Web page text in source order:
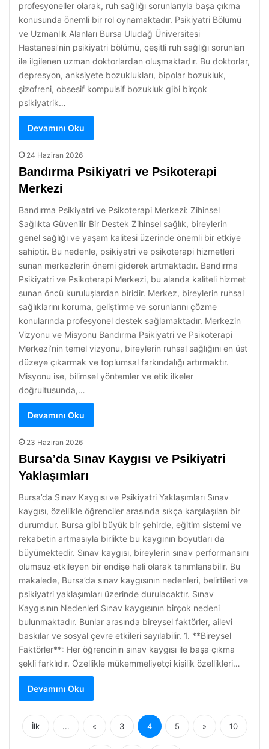
profesyoneller olarak, ruh sağlığı sorunlarıyla başa çıkma
konusunda önemli bir rol oynamaktadır. Psikiyatri Bölümü
ve Uzmanlık Alanları Bursa Uludağ Üniversitesi
Hastanesi’nin psikiyatri bölümü, çeşitli ruh sağlığı sorunları
ile ilgilenen uzman doktorlardan oluşmaktadır. Bu doktorlar,
depresyon, anksiyete bozuklukları, bipolar bozukluk,
şizofreni, obsesif kompulsif bozukluk gibi birçok
psikiyatrik…
Devamını Oku
24 Haziran 2026
Bandırma Psikiyatri ve Psikoterapi
Merkezi
Bandırma Psikiyatri ve Psikoterapi Merkezi: Zihinsel
Sağlıkta Güvenilir Bir Destek Zihinsel sağlık, bireylerin
genel sağlığı ve yaşam kalitesi üzerinde önemli bir etkiye
sahiptir. Bu nedenle, psikiyatri ve psikoterapi hizmetleri
sunan merkezlerin önemi giderek artmaktadır. Bandırma
Psikiyatri ve Psikoterapi Merkezi, bu alanda kaliteli hizmet
sunan öncü kuruluşlardan biridir. Merkez, bireylerin ruhsal
sağlıklarını koruma, geliştirme ve sorunlarını çözme
konularında profesyonel destek sağlamaktadır. Merkezin
Vizyonu ve Misyonu Bandırma Psikiyatri ve Psikoterapi
Merkezi’nin temel vizyonu, bireylerin ruhsal sağlığını en üst
düzeye çıkarmak ve toplumsal farkındalığı artırmaktır.
Misyonu ise, bilimsel yöntemler ve etik ilkeler
doğrultusunda,…
Devamını Oku
23 Haziran 2026
Bursa’da Sınav Kaygısı ve Psikiyatri
Yaklaşımları
Bursa’da Sınav Kaygısı ve Psikiyatri Yaklaşımları Sınav
kaygısı, özellikle öğrenciler arasında sıkça karşılaşılan bir
durumdur. Bursa gibi büyük bir şehirde, eğitim sistemi ve
rekabetin artmasıyla birlikte bu kaygının boyutları da
büyümektedir. Sınav kaygısı, bireylerin sınav performansını
olumsuz etkileyen bir endişe hali olarak tanımlanabilir. Bu
makalede, Bursa’da sınav kaygısının nedenleri, belirtileri ve
psikiyatri yaklaşımları üzerinde durulacaktır. Sınav
Kaygısının Nedenleri Sınav kaygısının birçok nedeni
bulunmaktadır. Bunlar arasında bireysel faktörler, ailevi
baskılar ve sosyal çevre etkileri sayılabilir. 1. **Bireysel
Faktörler**: Her öğrencinin sınav kaygısı ile başa çıkma
şekli farklıdır. Özellikle mükemmeliyetçi kişilik özellikleri…
Devamını Oku
İlk ... « 3 4 5 » 10